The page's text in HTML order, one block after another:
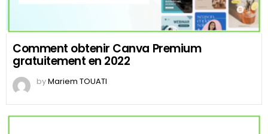
Comment obtenir Canva Premium
gratuitement en 2022
byMariem TOUATI